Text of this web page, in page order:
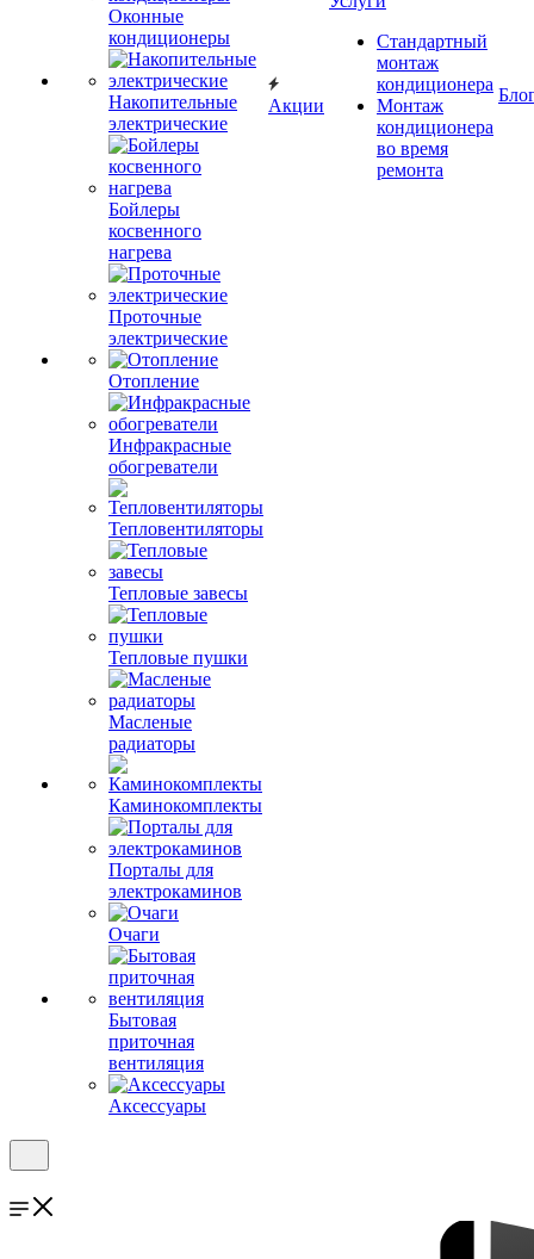
Оконные
кондиционеры
Накопительные
электрические
Бойлеры
косвенного
нагрева
Проточные
электрические
Отопление
Инфракрасные
обогреватели
Тепловентиляторы
Тепловые завесы
Тепловые пушки
Масленые
радиаторы
Каминокомплекты
Порталы для
электрокаминов
Очаги
Бытовая
приточная
вентиляция
Аксессуары
Акции
Стандартный
монтаж
кондиционера
Монтаж
кондиционера
во время
ремонта